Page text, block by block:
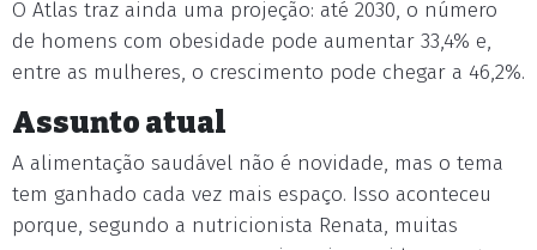
O Atlas traz ainda uma projeção: até 2030, o número
de homens com obesidade pode aumentar 33,4% e,
entre as mulheres, o crescimento pode chegar a 46,2%.
Assunto atual
A alimentação saudável não é novidade, mas o tema
tem ganhado cada vez mais espaço. Isso aconteceu
porque, segundo a nutricionista Renata, muitas